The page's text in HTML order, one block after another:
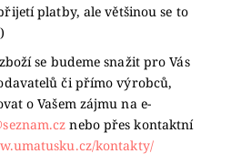
platby, ale většinou se to
se budeme snažit pro Vás
či přímo výrobců,
o Vašem zájmu na e-
nebo přes kontaktní
kontakty/